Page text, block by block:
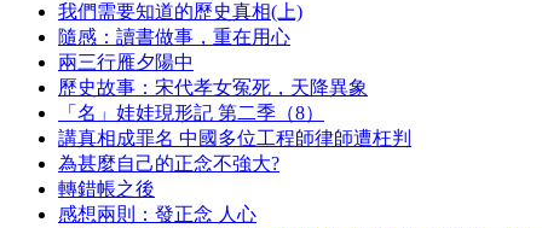
我們需要知道的歷史真相(上)
隨感：讀書做事，重在用心
兩三行雁夕陽中
歷史故事：宋代孝女冤死，天降異象
「名」娃娃現形記 第二季（8）
講真相成罪名 中國多位工程師律師遭枉判
為甚麼自己的正念不強大?
轉錯帳之後
感想兩則：發正念 人心